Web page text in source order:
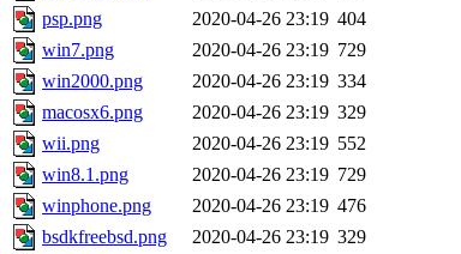
psp.png
2020-04-26 23:19 404
win7.png
2020-04-26 23:19 729
win2000.png
2020-04-26 23:19 334
macosx6.png
2020-04-26 23:19 329
wii.png
2020-04-26 23:19 552
win8.1.png
2020-04-26 23:19 729
winphone.png
2020-04-26 23:19 476
bsdkfreebsd.png
2020-04-26 23:19 329